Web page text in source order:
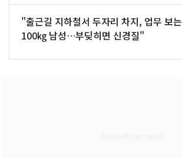
"출근길 지하철서 두자리 차지, 업무 보는
100㎏ 남성…부딪히면 신경질"